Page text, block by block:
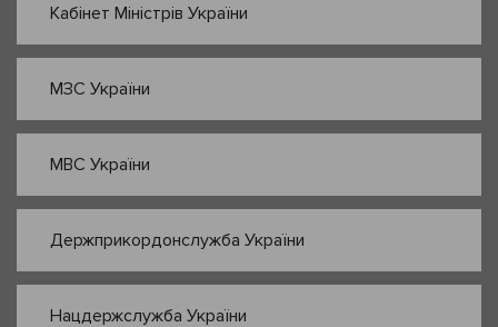
Кабінет Міністрів України
МЗС України
МВС України
Держприкордонслужба України
Нацдержслужба України